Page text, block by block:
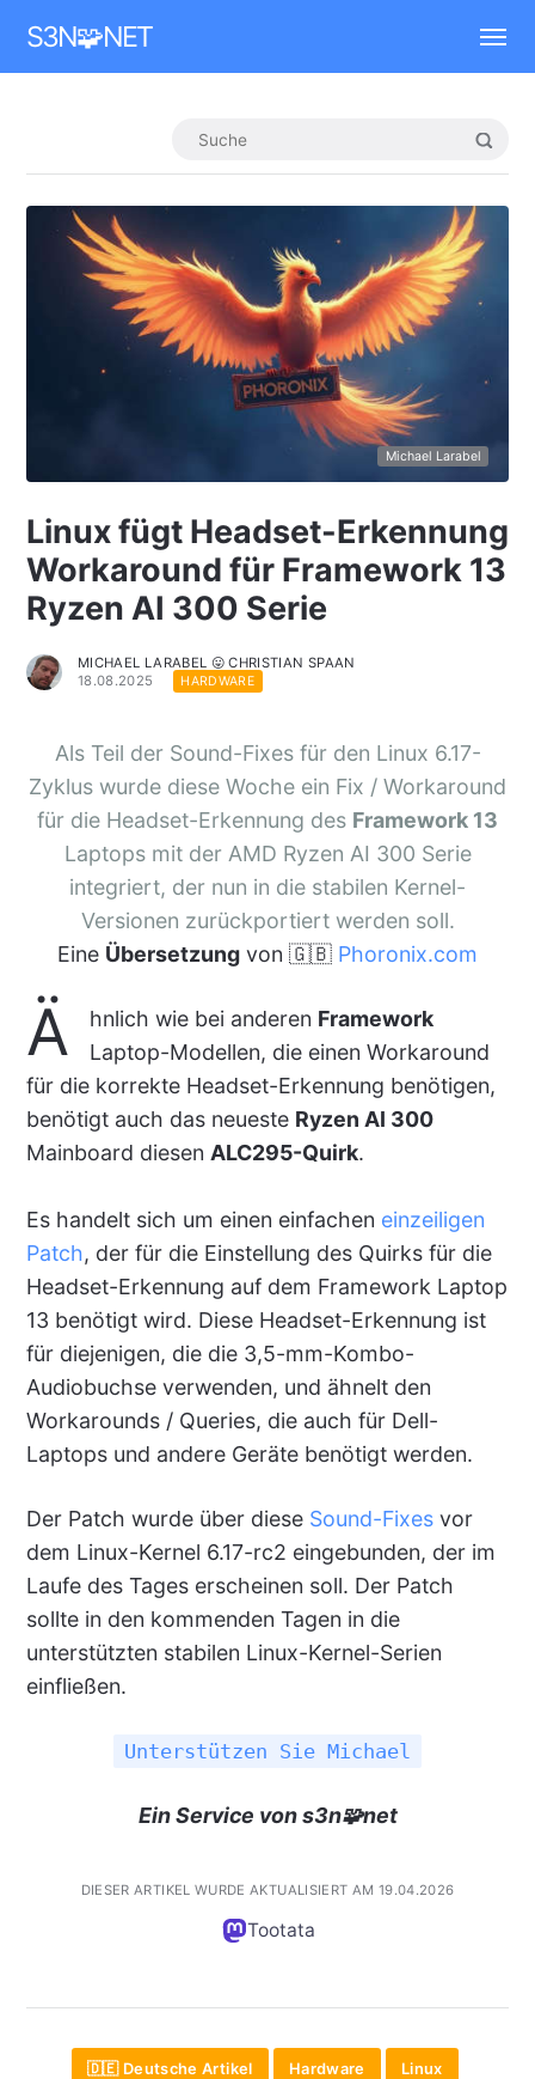
S3N🧩NET
Michael Larabel
Linux fügt Headset-Erkennung
Workaround für Framework 13
Ryzen AI 300 Serie
MICHAEL LARABEL 😛 CHRISTIAN SPAAN
18.08.2025
HARDWARE
Als Teil der Sound-Fixes für den Linux 6.17-
Zyklus wurde diese Woche ein Fix / Workaround
für die Headset-Erkennung des Framework 13
Laptops mit der AMD Ryzen AI 300 Serie
integriert, der nun in die stabilen Kernel-
Versionen zurückportiert werden soll.
Eine Übersetzung von 🇬🇧 Phoronix.com
Ä hnlich wie bei anderen Framework
Laptop-Modellen, die einen Workaround
für die korrekte Headset-Erkennung benötigen,
benötigt auch das neueste Ryzen AI 300
Mainboard diesen ALC295-Quirk.
Es handelt sich um einen einfachen einzeiligen
Patch, der für die Einstellung des Quirks für die
Headset-Erkennung auf dem Framework Laptop
13 benötigt wird. Diese Headset-Erkennung ist
für diejenigen, die die 3,5-mm-Kombo-
Audiobuchse verwenden, und ähnelt den
Workarounds / Queries, die auch für Dell-
Laptops und andere Geräte benötigt werden.
Der Patch wurde über diese Sound-Fixesvor
dem Linux-Kernel 6.17-rc2 eingebunden, der im
Laufe des Tages erscheinen soll. Der Patch
sollte in den kommenden Tagen in die
unterstützten stabilen Linux-Kernel-Serien
einfließen.
Unterstützen Sie Michael
Ein Service von s3n🧩net
DIESER ARTIKEL WURDE AKTUALISIERT AM 19.04.2026
Tootata
🇩🇪 Deutsche Artikel Hardware Linux